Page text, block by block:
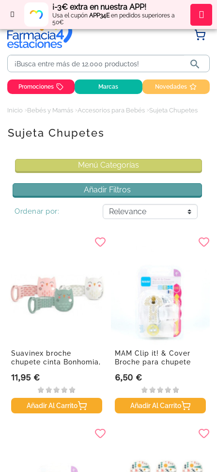
¡-3€ extra en nuestra APP!
Usa el cupón APP34Een pedidos superiores a
50€
Regístratey obténpuntos por tus compras

Promociones Marcas Novedades
Inicio Bebés y Mamás Accesorios para Bebés Sujeta Chupetes
Sujeta Chupetes
Menú Categorías
Añadir Filtros
Ordenar por:
Suavinex broche
chupete cinta Bonhomia,
Precio
11,95 €
Añadir Al Carrito
MAM Clip it! & Cover
Broche para chupete
Precio
6,50 €
Añadir Al Carrito